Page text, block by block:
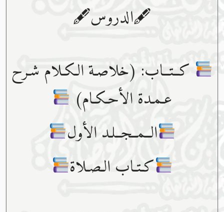
🖋الدروس🖋
كــتــاب: (خلاصـة الـكـلام شـرح
عـمـدة الأحـكـام)
الــمــجــلـد الأول
كـتـاب الـصـلاة